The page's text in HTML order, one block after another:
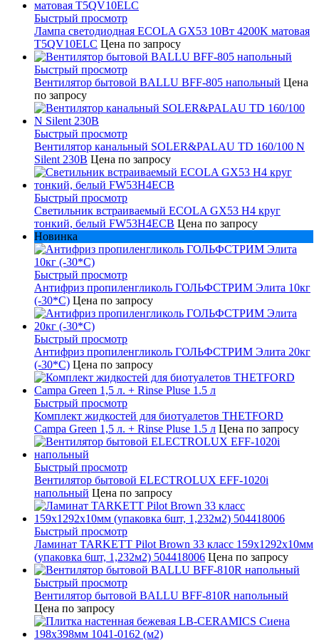
Быстрый просмотр
Лампа светодиодная ECOLA GX53 10Вт 4200K матовая
T5QV10ELC Цена по запросу
Быстрый просмотр
Вентилятор бытовой BALLU BFF-805 напольный Цена
по запросу
Быстрый просмотр
Вентилятор канальный SOLER&PALAU TD 160/100 N
Silent 230В Цена по запросу
Быстрый просмотр
Светильник встраиваемый ECOLA GX53 H4 круг
тонкий, белый FW53H4ECB Цена по запросу
Новинка
Быстрый просмотр
Антифриз пропиленгликоль ГОЛЬФСТРИМ Элита 10кг
(-30*С) Цена по запросу
Быстрый просмотр
Антифриз пропиленгликоль ГОЛЬФСТРИМ Элита 20кг
(-30*С) Цена по запросу
Быстрый просмотр
Комплект жидкостей для биотуалетов THETFORD
Campa Green 1,5 л. + Rinse Pluse 1.5 л Цена по запросу
Быстрый просмотр
Вентилятор бытовой ELECTROLUX EFF-1020i
напольный Цена по запросу
Быстрый просмотр
Ламинат TARKETT Pilot Brown 33 класс 159х1292х10мм
(упаковка 6шт, 1,232м2) 504418006 Цена по запросу
Быстрый просмотр
Вентилятор бытовой BALLU BFF-810R напольный
Цена по запросу